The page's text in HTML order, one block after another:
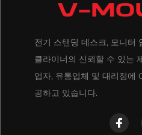
전기 스탠딩 데스크, 모니터
클라이너의 신뢰할 수 있는
업자, 유통업체 및 대리점
공하고 있습니다.